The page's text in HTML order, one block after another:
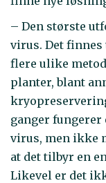
– Den største
virus. Det finnes
flere ulike
planter, blant
ganger fungerer
virus, men ikke
at det tilbyr en
Likevel er det